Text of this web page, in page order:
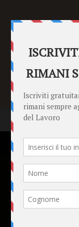
SENTENZE
Home News